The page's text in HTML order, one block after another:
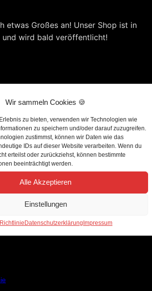
Wir sammeln Cookies 🍪
zu bieten, verwenden wir Technologien wie
zu speichern und/oder darauf zuzugreifen.
zustimmst, können wir Daten wie das
IDs auf dieser Website verarbeiten. Wenn du
erteilst oder zurückziehst, können bestimmte
beeinträchtigt werden.
Alle Akzeptieren
Einstellungen
DatenschutzerklärungImpressum
etwas Großes an! Unser Shop ist in
und wird bald veröffentlicht!
T.F.G. 66 e.V.